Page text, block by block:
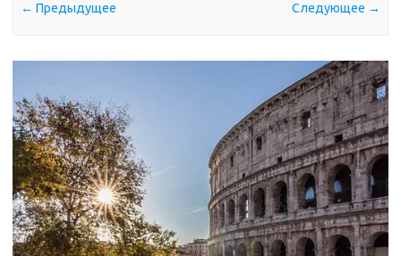
← Предыдущее Следующее →